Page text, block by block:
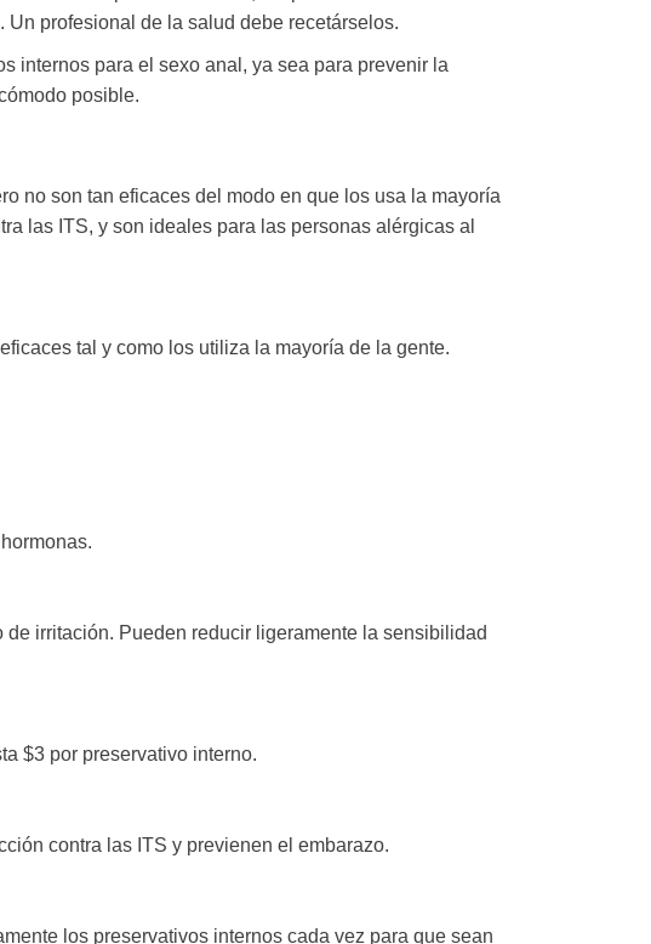
profesional de la salud debe recetárselos.
internos para el sexo anal, ya sea para prevenir la
posible.
no son tan eficaces del modo en que los usa la mayoría
las ITS, y son ideales para las personas alérgicas al
tal y como los utiliza la mayoría de la gente.
irritación. Pueden reducir ligeramente la sensibilidad
$3 por preservativo interno.
contra las ITS y previenen el embarazo.
los preservativos internos cada vez para que sean